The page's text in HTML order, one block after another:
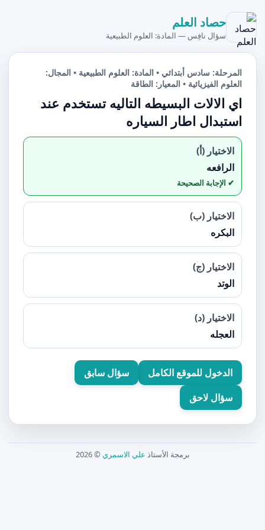
حصاد العلم
سؤال نافِس — المادة: العلوم الطبيعية
المرحلة: سادس أبتدائي • المادة: العلوم الطبيعية • المجال:
العلوم الفيزيائية • المعيار: الطاقة
اي الالات البسيطه التاليه تستخدم عند
استبدال اطار السياره
الاختيار (أ)
الرافعه
الاختيار (ب)
البكره
الاختيار (ج)
الوتد
الاختيار (د)
العجله
الدخول للموقع الكامل
سؤال سابق
سؤال لاحق
برمجة الأستاذ علي الاسمري © 2026